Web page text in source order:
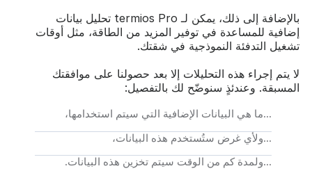
بالإضافة إلى ذلك، يمكن لـ termios Pro تحليل بيانات
إضافية للمساعدة في توفير المزيد من الطاقة، مثل أوقات
تشغيل التدفئة النموذجية في شقتك.
لا يتم إجراء هذه التحليلات إلا بعد حصولنا على موافقتك
المسبقة. وعندئذٍ سنوضّح لك بالتفصيل:
...ما هي البيانات الإضافية التي سيتم استخدامها،
...ولأي غرض ستُستخدم هذه البيانات،
...ولمدة كم من الوقت سيتم تخزين هذه البيانات.